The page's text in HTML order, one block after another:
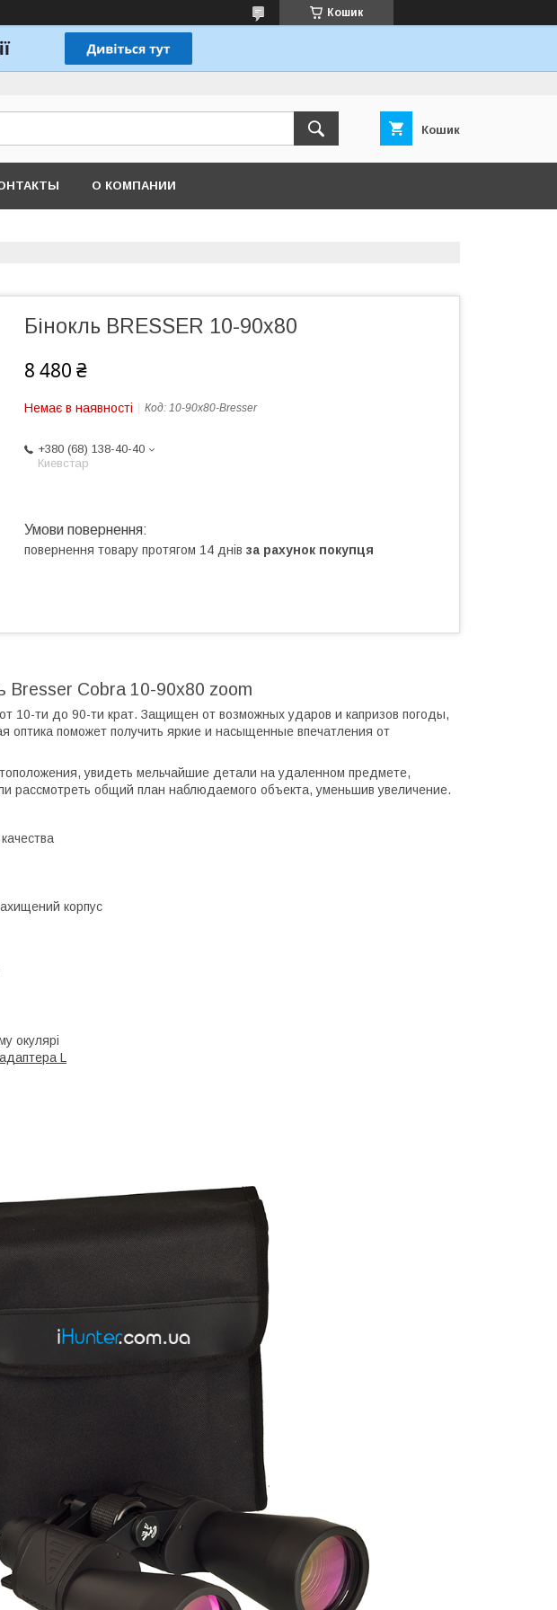
Кошик
Кошик
О КОМПАНИИ
Бінокль BRESSER 10-90x80
8 480 ₴
Немає в наявності Код: 10-90x80-Bresser
+380 (68) 138-40-40
Киевстар
повернення товару протягом 14 днів за рахунок покупця
Bresser Cobra 10-90x80 zoom
10-ти до 90-ти крат. Защищен от возможных ударов и капризов погоды,
оптика поможет получить яркие и насыщенные впечатления от
увидеть мельчайшие детали на удаленном предмете,
рассмотреть общий план наблюдаемого объекта, уменьшив увеличение.
корпус
окулярі
L